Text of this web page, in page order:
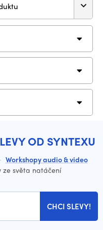
OD SYNTEXU
· Workshopy audio & video
ze světa natáčení
CHCI SLEVY!